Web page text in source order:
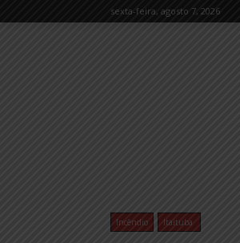
sexta-feira, agosto 7, 2026
Incêndio Itaituba